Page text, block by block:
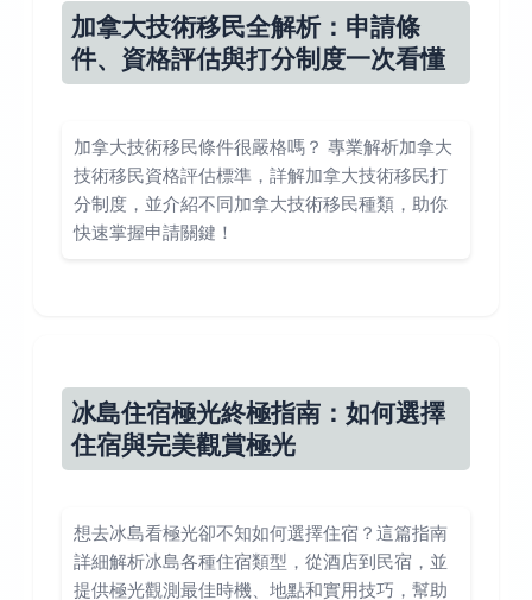
加拿大技術移民全解析：申請條
件、資格評估與打分制度一次看懂
加拿大技術移民條件很嚴格嗎？ 專業解析加拿大
技術移民資格評估標準，詳解加拿大技術移民打
分制度，並介紹不同加拿大技術移民種類，助你
快速掌握申請關鍵！
冰島住宿極光終極指南：如何選擇
住宿與完美觀賞極光
想去冰島看極光卻不知如何選擇住宿？這篇指南
詳細解析冰島各種住宿類型，從酒店到民宿，並
提供極光觀測最佳時機、地點和實用技巧，幫助